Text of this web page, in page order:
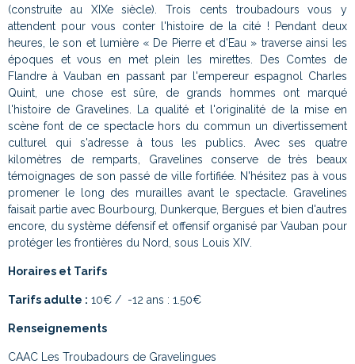
(construite au XIXe siècle). Trois cents troubadours vous y
attendent pour vous conter l'histoire de la cité ! Pendant deux
heures, le son et lumière « De Pierre et d'Eau » traverse ainsi les
époques et vous en met plein les mirettes. Des Comtes de
Flandre à Vauban en passant par l'empereur espagnol Charles
Quint, une chose est sûre, de grands hommes ont marqué
l'histoire de Gravelines. La qualité et l'originalité de la mise en
scène font de ce spectacle hors du commun un divertissement
culturel qui s'adresse à tous les publics. Avec ses quatre
kilomètres de remparts, Gravelines conserve de très beaux
témoignages de son passé de ville fortifiée. N'hésitez pas à vous
promener le long des murailles avant le spectacle. Gravelines
faisait partie avec Bourbourg, Dunkerque, Bergues et bien d'autres
encore, du système défensif et offensif organisé par Vauban pour
protéger les frontières du Nord, sous Louis XIV.
Horaires et Tarifs
Tarifs adulte : 10€ / -12 ans : 1.50€
Renseignements
CAAC Les Troubadours de Gravelingues